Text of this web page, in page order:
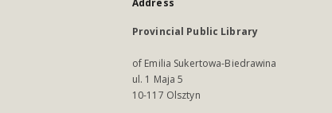
Address
Provincial Public Library
of Emilia Sukertowa-Biedrawina
ul. 1 Maja 5
10-117 Olsztyn